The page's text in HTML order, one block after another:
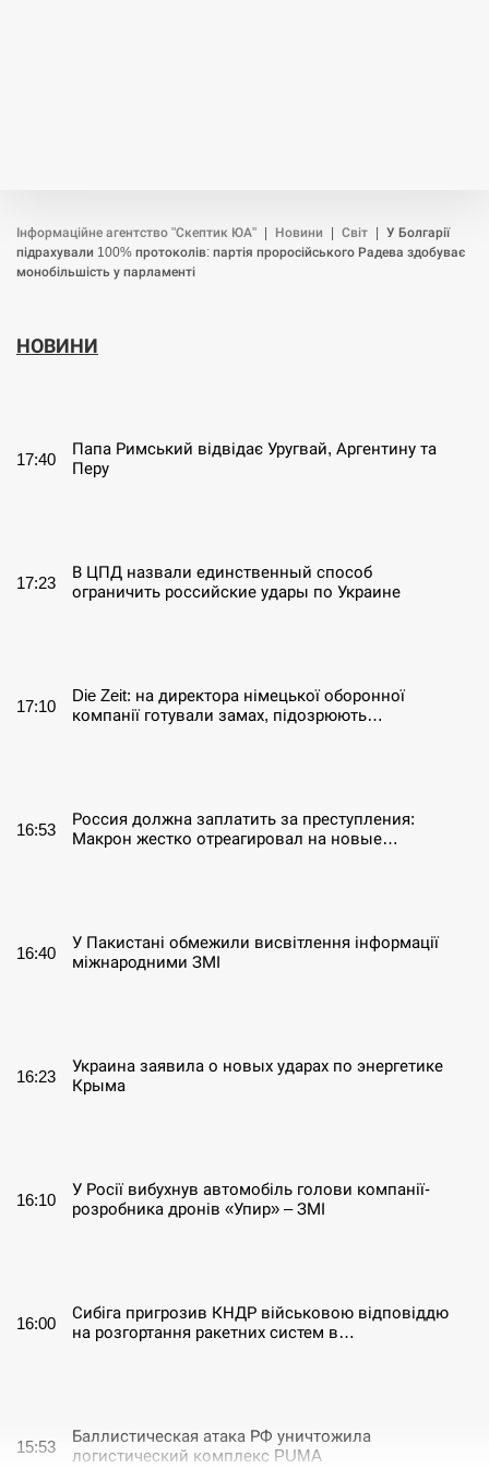
Інформаційне агентство "Скептик ЮА" Новини Світ
У Болгарії
підрахували 100% протоколів: партія проросійського Радева здобуває
монобільшість у парламенті
НОВИНИ
17:40
Папа Римський відвідає Уругвай, Аргентину та
Перу
17:23
В ЦПД назвали единственный способ
ограничить российские удары по Украине
17:10
Die Zeit: на директора німецької оборонної
компанії готували замах, підозрюють…
16:53
Россия должна заплатить за преступления:
Макрон жестко отреагировал на новые…
16:40
У Пакистані обмежили висвітлення інформації
міжнародними ЗМІ
16:23
Украина заявила о новых ударах по энергетике
Крыма
16:10
У Росії вибухнув автомобіль голови компанії-
розробника дронів «Упир» – ЗМІ
16:00
Сибіга пригрозив КНДР військовою відповіддю
на розгортання ракетних систем в…
15:53
Баллистическая атака РФ уничтожила
логистический комплекс PUMA